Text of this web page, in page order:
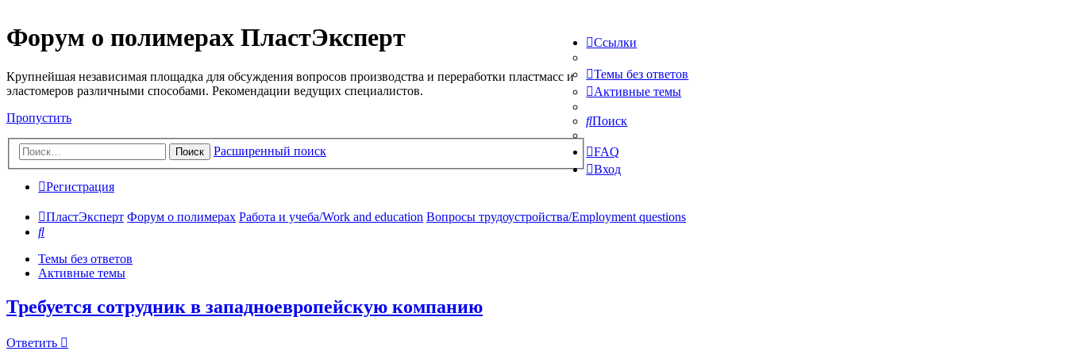
Форум о полимерах ПластЭксперт
Крупнейшая независимая площадка для обсуждения вопросов производства и переработки пластмасс и
эластомеров различными способами. Рекомендации ведущих специалистов.
Пропустить
Поиск Расширенный поиск
Ссылки
Темы без ответов
Активные темы
Поиск
FAQ
Вход
Регистрация
ПластЭксперт Форум о полимерах Работа и учеба/Work and education Вопросы трудоустройства/Employment questions
Поиск
Темы без ответов
Активные темы
Требуется сотрудник в западноевропейскую компанию
Ответить